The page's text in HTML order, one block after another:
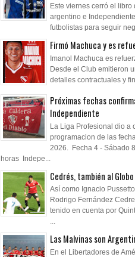
a ser entrenador de
siempre
Este viernes cerró el libro
argentino e
futbolistas para seguir
Firmó Machuca y es
Imanol Machuca es
Desde el Club emitieron
detalles contractuales y
Próximas fechas
Independiente
La Liga Profesional dio a
programacion de las
2026. Fecha 4 - Sábado
horas Indepe...
Cedrés, también al Globo
Así como Ignacio
Rodrigo Fernández
tenido en cuenta por
...
Las Malvinas son
En el Libertadores de